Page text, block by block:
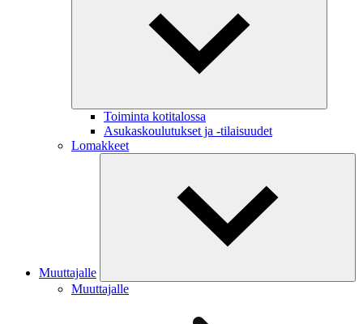
Toiminta kotitalossa
Asukaskoulutukset ja -tilaisuudet
Lomakkeet
Muuttajalle
Muuttajalle